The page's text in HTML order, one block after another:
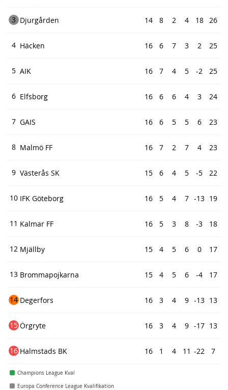
3 Djurgården 14 8 2 4 18 26
4 Häcken 16 6 7 3 2 25
5 AIK 16 7 4 5 -2 25
6 Elfsborg 16 6 6 4 3 24
7 GAIS 16 6 5 5 6 23
8 Malmö FF 16 7 2 7 4 23
9 Västerås SK 15 6 4 5 -5 22
10 IFK Göteborg 16 5 4 7 -13 19
11 Kalmar FF 16 5 3 8 -3 18
12 Mjällby 15 4 5 6 0 17
13 Brommapojkarna 15 4 5 6 -4 17
14 Degerfors 16 3 4 9 -13 13
15 Örgryte 16 3 4 9 -17 13
16 Halmstads BK 16 1 4 11 -22 7
Champions League Kval
Europa Conference League Kvalifikation